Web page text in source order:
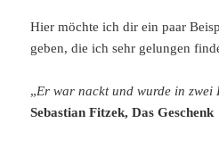
Hier möchte ich dir ein paar
geben, die ich sehr gelungen
„Er war nackt und wurde in zwei
Sebastian Fitzek, Das Geschenk